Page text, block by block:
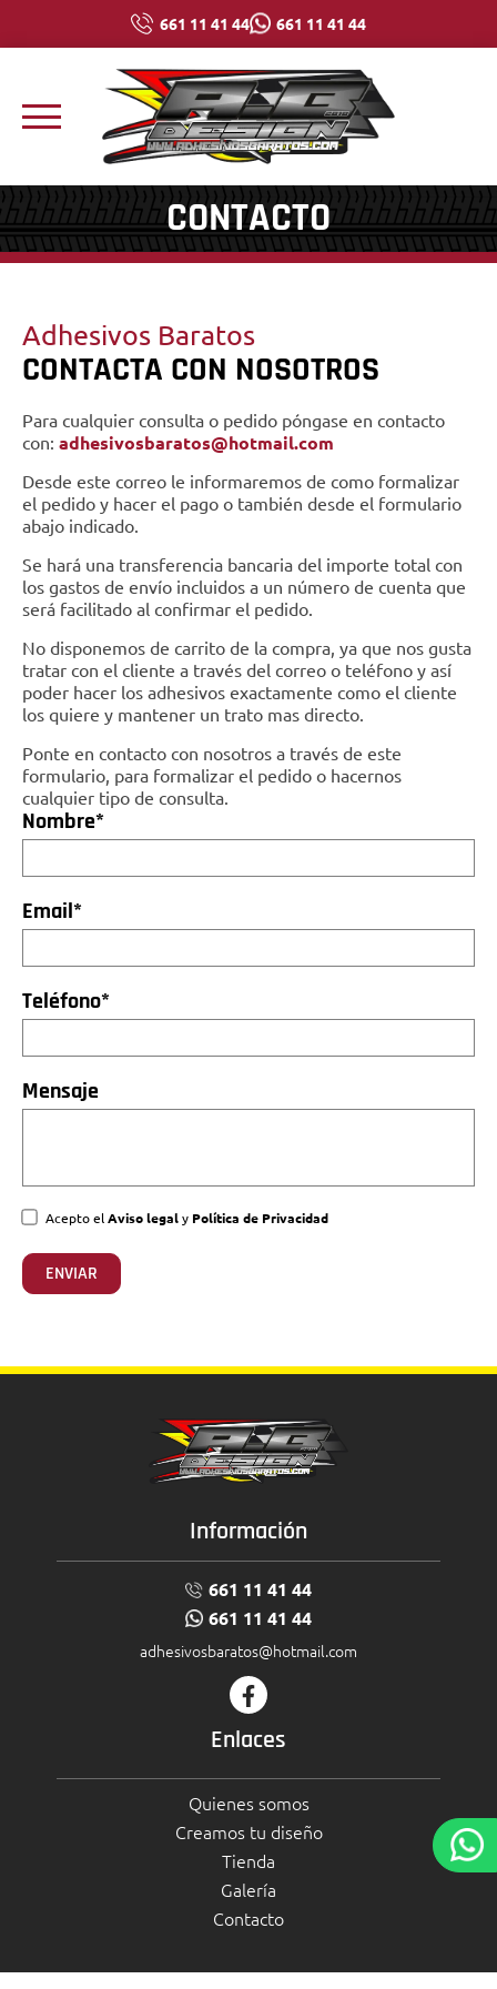
661 11 41 44 661 11 41 44
CONTACTO
Adhesivos Baratos
CONTACTA CON NOSOTROS
Para cualquier consulta o pedido póngase en contacto
con: adhesivosbaratos@hotmail.com
Desde este correo le informaremos de como formalizar
el pedido y hacer el pago o también desde el formulario
abajo indicado.
Se hará una transferencia bancaria del importe total con
los gastos de envío incluidos a un número de cuenta que
será facilitado al confirmar el pedido.
No disponemos de carrito de la compra, ya que nos gusta
tratar con el cliente a través del correo o teléfono y así
poder hacer los adhesivos exactamente como el cliente
los quiere y mantener un trato mas directo.
Ponte en contacto con nosotros a través de este
formulario, para formalizar el pedido o hacernos
cualquier tipo de consulta.
Nombre*
Email*
Teléfono*
Mensaje
Acepto el Aviso legal y Política de Privacidad
Información
661 11 41 44
661 11 41 44
adhesivosbaratos@hotmail.com
Enlaces
Quienes somos
Creamos tu diseño
Tienda
Galería
Contacto